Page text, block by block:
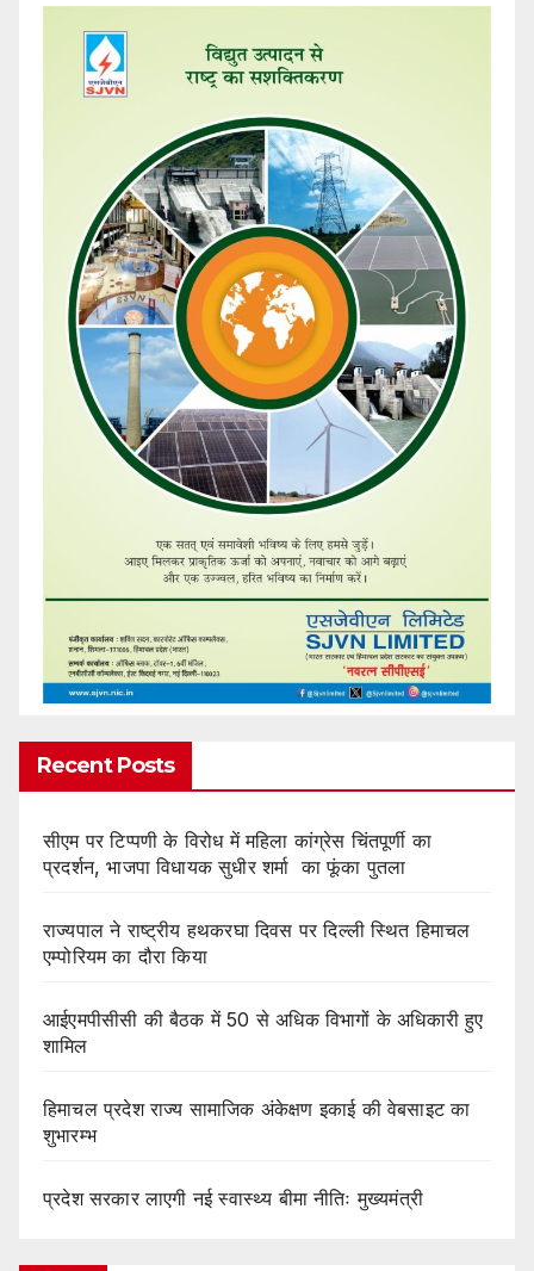
Recent Posts
सीएम पर टिप्पणी के विरोध में महिला कांग्रेस चिंतपूर्णी का
प्रदर्शन, भाजपा विधायक सुधीर शर्मा का फूंका पुतला
राज्यपाल ने राष्ट्रीय हथकरघा दिवस पर दिल्ली स्थित हिमाचल
एम्पोरियम का दौरा किया
आईएमपीसीसी की बैठक में 50 से अधिक विभागों के अधिकारी हुए
शामिल
हिमाचल प्रदेश राज्य सामाजिक अंकेक्षण इकाई की वेबसाइट का
शुभारम्भ
प्रदेश सरकार लाएगी नई स्वास्थ्य बीमा नीतिः मुख्यमंत्री